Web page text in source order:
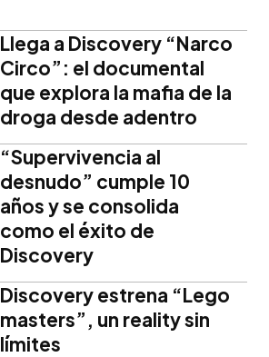
Llega a Discovery “Narco
Circo”: el documental
que explora la mafia de la
droga desde adentro
“Supervivencia al
desnudo” cumple 10
años y se consolida
como el éxito de
Discovery
Discovery estrena “Lego
masters”, un reality sin
límites